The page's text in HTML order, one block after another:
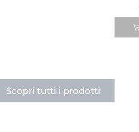
Scopri tutti i prodotti